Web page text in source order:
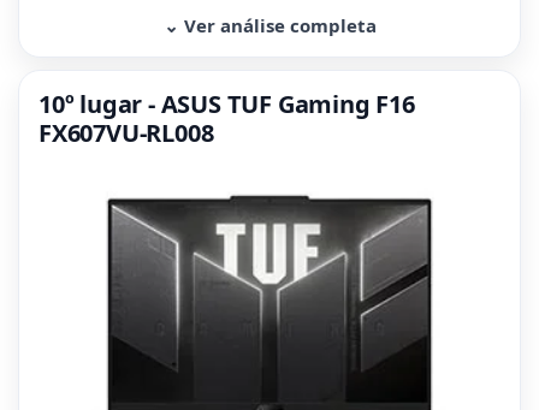
⌄ Ver análise completa
10º lugar - ASUS TUF Gaming F16
FX607VU-RL008